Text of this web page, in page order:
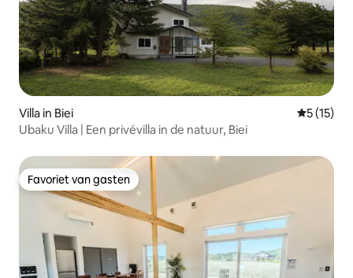
Villa in Biei
5 (15)
Ubaku Villa | Een privévilla in de natuur, Biei
Favoriet van gasten
Favoriet van gasten